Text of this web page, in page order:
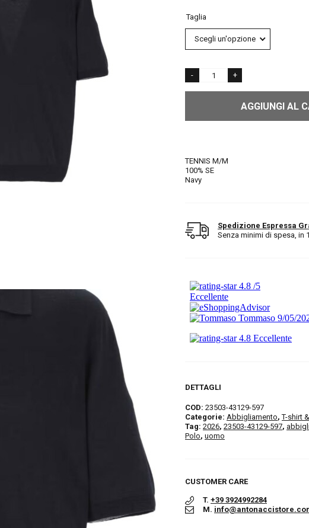
Taglia
AGGIUNGI AL
TENNIS M/M
100% SE
Navy
Spedizione Espressa
Senza minimi di spesa, in
DETTAGLI
COD: 23503-43129-597
Categorie: Abbigliamento,T-shirt
Tag: 2026, 23503-43129-597,
Polo, uomo
CUSTOMER CARE
T. +39 3924992284
M.